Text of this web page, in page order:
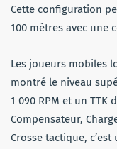
Cette configuration
100 mètres avec une
Les joueurs mobiles
montré le niveau
1 090 RPM et un TTK
Compensateur,
Crosse tactique,